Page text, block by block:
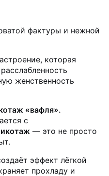
фактуры и нежной
которая
женственность
«вафля».
с
— это не просто
эффект лёгкой
прохладу и